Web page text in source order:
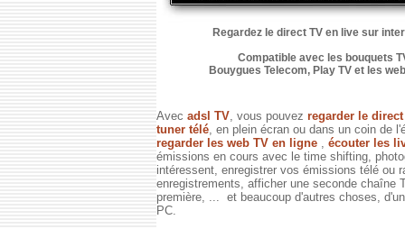
Regardez le direct TV en live sur
Compatible avec les bouquets
Bouygues Telecom, Play TV et les
Avec adsl TV , vous pouvez regarder le
tuner télé , en plein écran ou dans un coin de
regarder les web TV en ligne
écouter les
émissions en cours avec le time shifting,
intéressent, enregistrer vos émissions télé ou
enregistrements, afficher une seconde chaîne
première, ... et beaucoup d'autres choses,
PC.